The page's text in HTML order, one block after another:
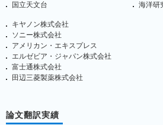
国立天文台
海洋研
キヤノン株式会社
ソニー株式会社
アメリカン・エキスプレス
エルゼビア・ジャパン株式会社
富士通株式会社
田辺三菱製薬株式会社
論文翻訳実績